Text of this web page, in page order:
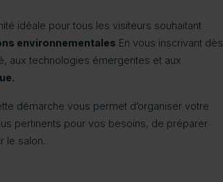
idéale pour tous les visiteurs souhaitant
environnementales En vous inscrivant dès
aux technologies émergentes et aux
démarche vous permet d’organiser votre
pertinents pour vos besoins, de préparer
le salon.